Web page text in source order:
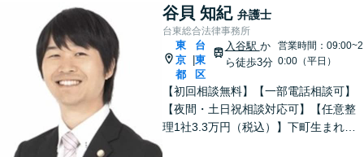
谷貝 知紀 弁護士
台東総合法律事務所
東
京
都
台
東
区
入谷駅 か
ら徒歩3分
営業時間：09:00~2
0:00（平日）
【初回相談無料】【一部電話相談可】
【夜間・土日祝相談対応可】【任意整
理1社3.3万円（税込）】下町生まれ下